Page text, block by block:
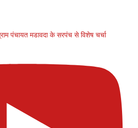
पंचायत मडावदा के सरपंच से विशेष चर्चा